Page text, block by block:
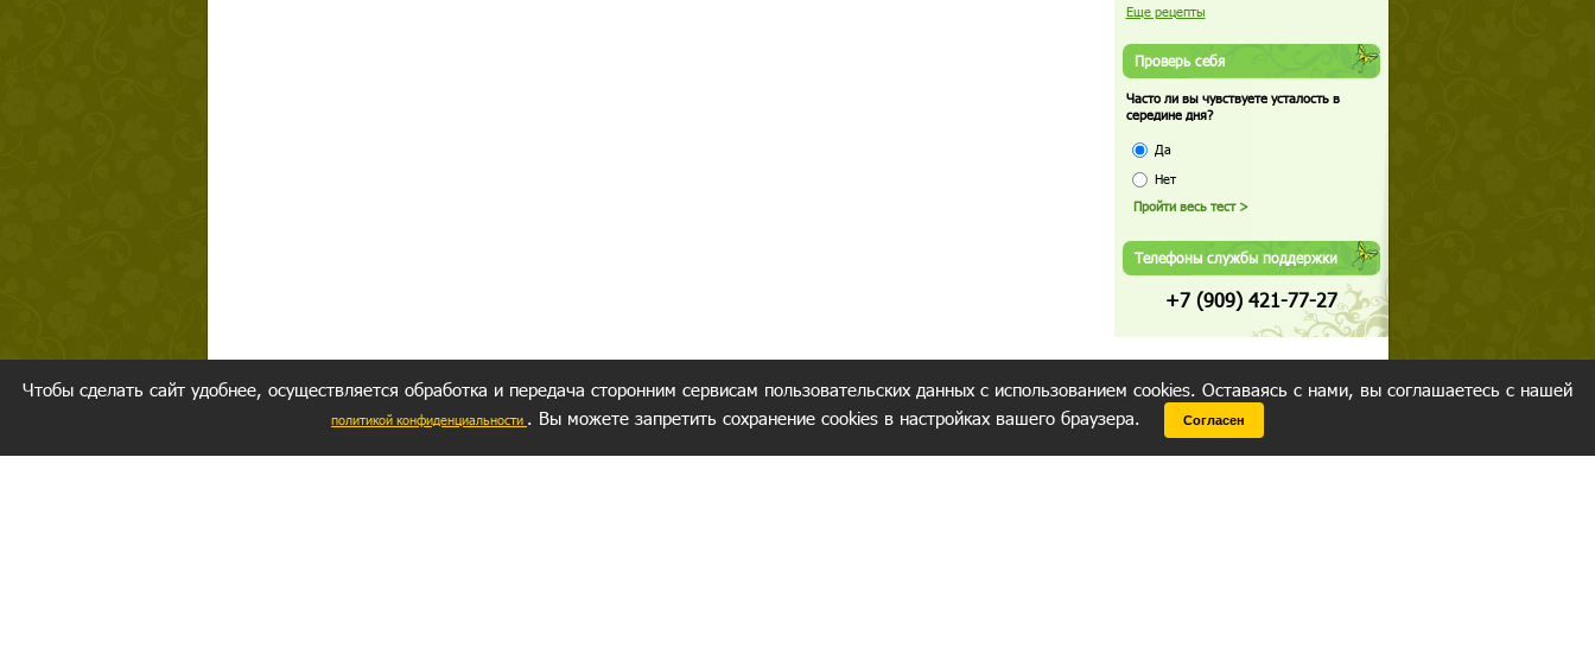
Еще рецепты
Проверь себя
Часто ли вы чувствуете усталость в
середине дня?
Да
Нет
Телефоны службы поддержки
+7 (909) 421-77-27
Чтобы сделать сайт удобнее, осуществляется обработка и передача сторонним сервисам пользовательских данных с использованием cookies. Оставаясь с нами, вы соглашаетесь с нашей
политикой конфиденциальности . Вы можете запретить сохранение cookies в настройках вашего браузера. Согласен